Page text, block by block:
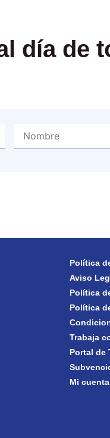
día de
Política
Aviso
Política
Política
Trabaja
Portal de
Mi cuenta